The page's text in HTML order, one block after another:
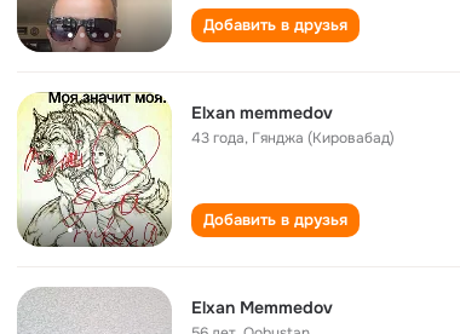
Добавить в друзья
Elxan memmedov
43 года, Гянджа (Кировабад)
Добавить в друзья
Elxan Memmedov